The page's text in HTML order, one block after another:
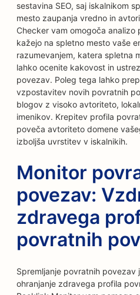
sestavina SEO, saj iskalnikom
mesto zaupanja vredno in
Checker vam omogoča
kažejo na spletno mesto vaše
razumevanjem, katera spletna
lahko ocenite kakovost in
povezav. Poleg tega lahko
vzpostavitev novih povratnih
blogov z visoko avtoriteto,
imenikov. Krepitev profila
poveča avtoriteto domene
izboljša uvrstitev v iskalnikih.
Monitor
povezav:
zdravega
povratnih
Spremljanje povratnih povezav
ohranjanje zdravega profila